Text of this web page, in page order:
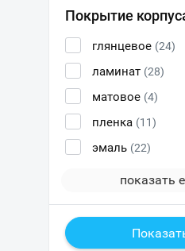
Покрытие
глянцевое (24)
ламинат (28)
матовое (4)
пленка (11)
эмаль (22)
показать